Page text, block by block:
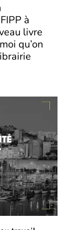
à
livre
qu’on